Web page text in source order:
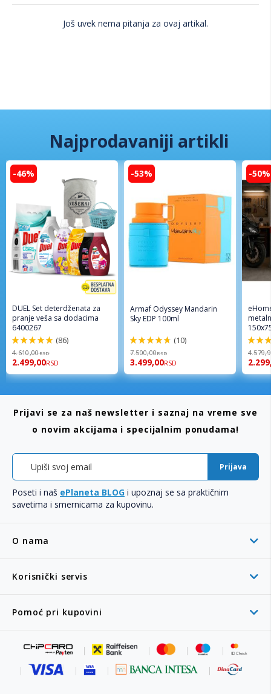
Još uvek nema pitanja za ovaj artikal.
Najprodavaniji artikli
-46%
DUEL Set deterdženata za
pranje veša sa dodacima
6400267
98%
(86)
4.610,00RSD
2.499,00RSD
-53%
Armaf Odyssey Mandarin
Sky EDP 100ml
94%
(10)
7.500,00RSD
3.499,00RSD
-50%
96%
O nama
Korisnički servis
Pomoć pri kupovini
Prijavi se za naš newsletter i saznaj na vreme sve
o novim akcijama i specijalnim ponudama!
Prijava
Poseti i naš ePlaneta BLOG i upoznaj se sa praktičnim
savetima i smernicama za kupovinu.